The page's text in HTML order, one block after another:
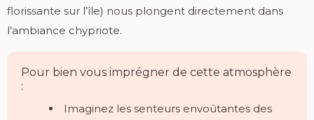
florissante sur l’île) nous plongent directement dans
l’ambiance chypriote.
Pour bien vous imprégner de cette atmosphère
:
Imaginez les senteurs envoûtantes des